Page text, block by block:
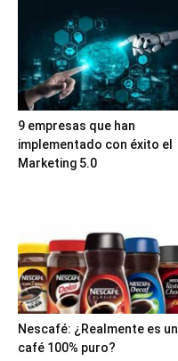
9 empresas que han
implementado con éxito el
Marketing 5.0
Nescafé: ¿Realmente es un
café 100% puro?